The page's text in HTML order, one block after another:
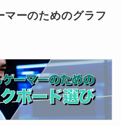
マーのためのグラフ